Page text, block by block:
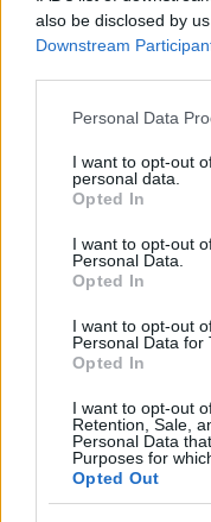
also be disclosed by
Downstream
Please note that this
not limited to your visit
grant or deny consent
use your data for
consent section.
Personal Data
I want to opt-out
personal data.
Opted In
I want to opt-out
Personal Data.
Opted In
I want to opt-out
Personal Data for
Opted In
I want to opt-out
Retention, Sale,
Personal Data
Purposes for
Opted Out
lehet, hogy
15 éve
@dalmata76: kint
igy csinalajak..
azert fura mert te
na itt az ido hogy
adatgyujto fake
gondolj bele
te oszantadbol
felhasznalnak..